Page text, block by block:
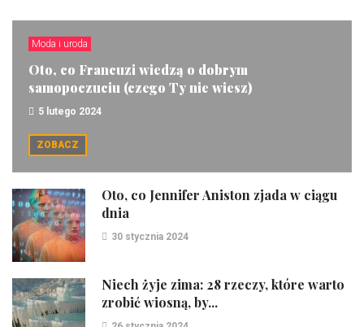
Moda i uroda
Oto, co Francuzi wiedzą o dobrym
samopoczuciu (czego Ty nie wiesz)
5 lutego 2024
ZOBACZ
Oto, co Jennifer Aniston zjada w ciągu
dnia
30 stycznia 2024
Niech żyje zima: 28 rzeczy, które warto
zrobić wiosną, by...